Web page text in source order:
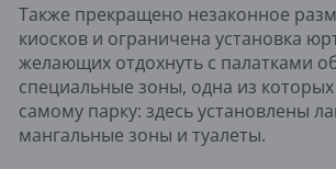
Также прекращено незаконное
киосков и ограничена установка
желающих отдохнуть с палатками
специальные зоны, одна из
самому парку: здесь установлены
мангальные зоны и туалеты.